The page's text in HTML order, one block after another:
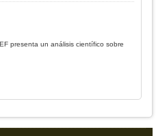
presenta un análisis científico sobre